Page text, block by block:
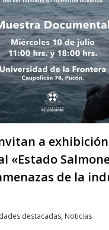
a
«Estado
de la
destacadas, Noticias